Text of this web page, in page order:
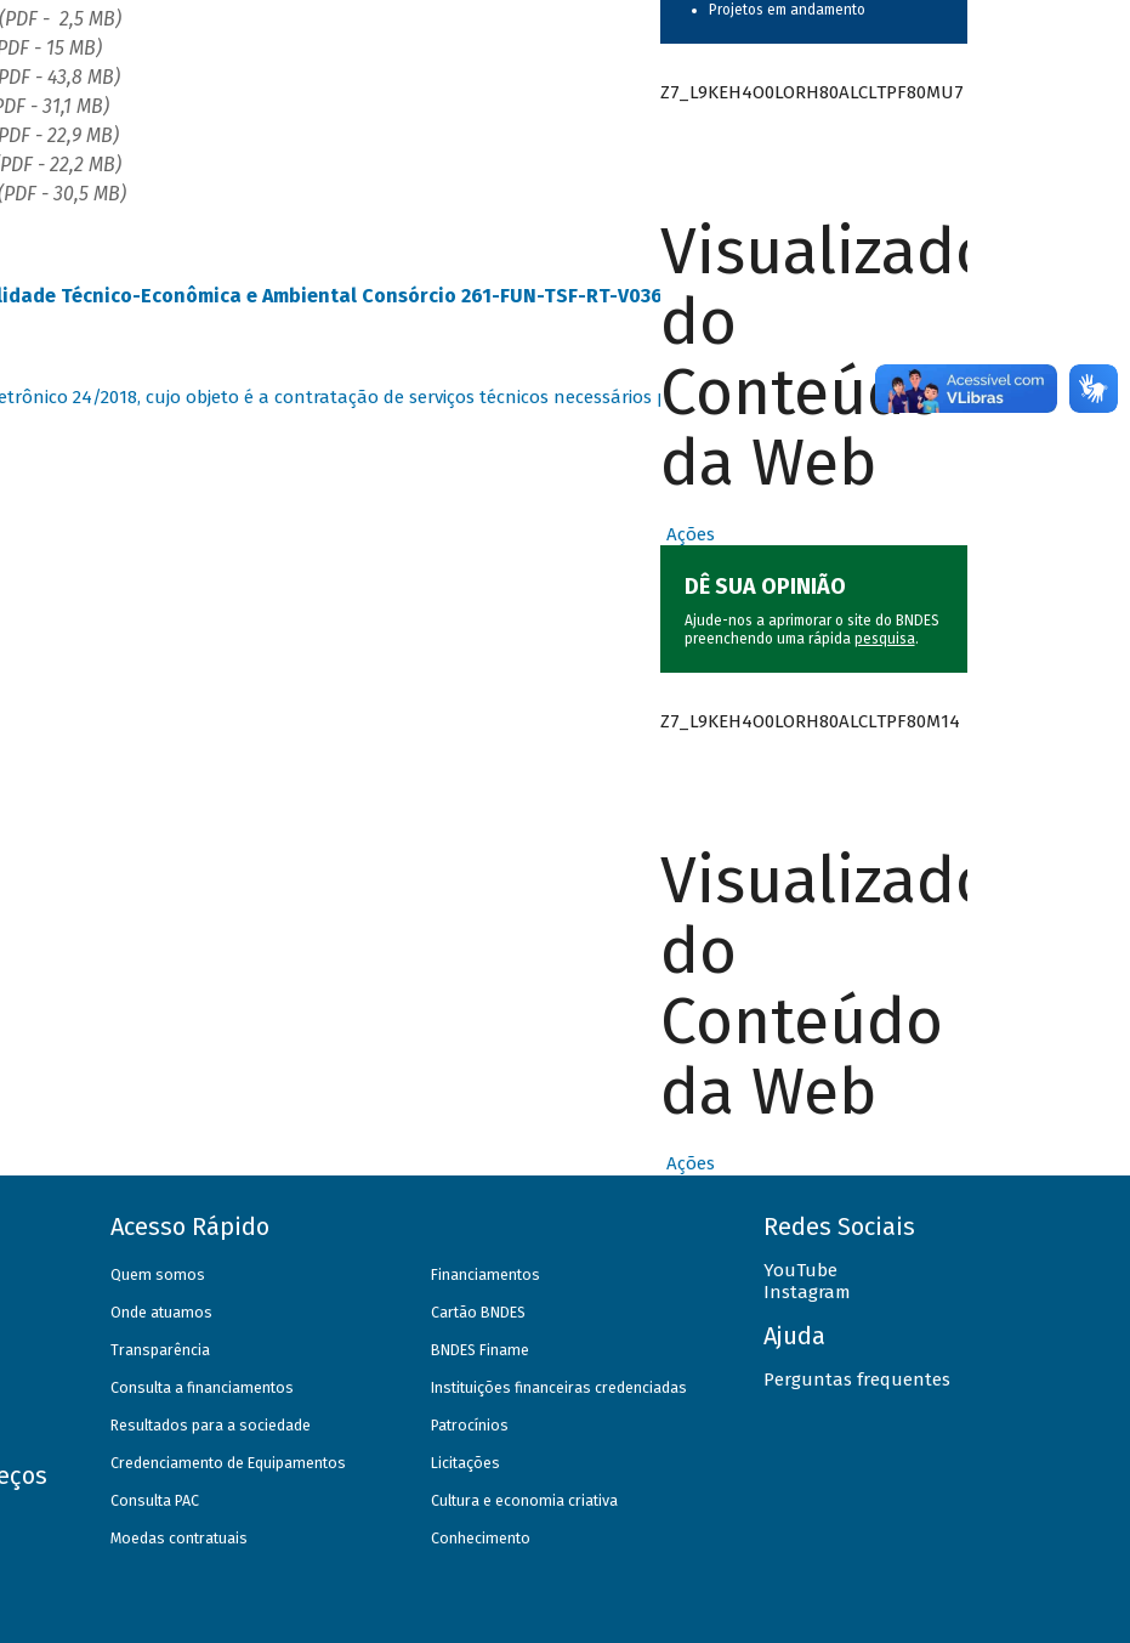
(PDF - 2,5 MB)
- 15 MB)
- 43,8 MB)
- 31,1 MB)
- 22,9 MB)
- 22,2 MB)
- 30,5 MB)
Técnico-Econômica e Ambiental Consórcio 261-FUN-TSF-RT-V0364 ENGECORPS
24/2018, cujo objeto é a contratação de serviços técnicos necessários para a modelagem do empreendimento.
Projetos em andamento
Z7_L9KEH4O0LORH80ALCLTPF80MU7
Visualizador
do
Conteúdo
da Web
Ações
DÊ SUA OPINIÃO
Ajude-nos a aprimorar o site do BNDES
preenchendo uma rápida pesquisa.
Z7_L9KEH4O0LORH80ALCLTPF80M14
Visualizador
do
Conteúdo
da Web
Ações
Acesso Rápido
Quem somos
Onde atuamos
Transparência
Consulta a financiamentos
Resultados para a sociedade
Credenciamento de Equipamentos
Consulta PAC
Moedas contratuais
Financiamentos
Cartão BNDES
BNDES Finame
Instituições financeiras credenciadas
Patrocínios
Licitações
Cultura e economia criativa
Conhecimento
Redes Sociais
YouTube
Instagram
Ajuda
Perguntas frequentes